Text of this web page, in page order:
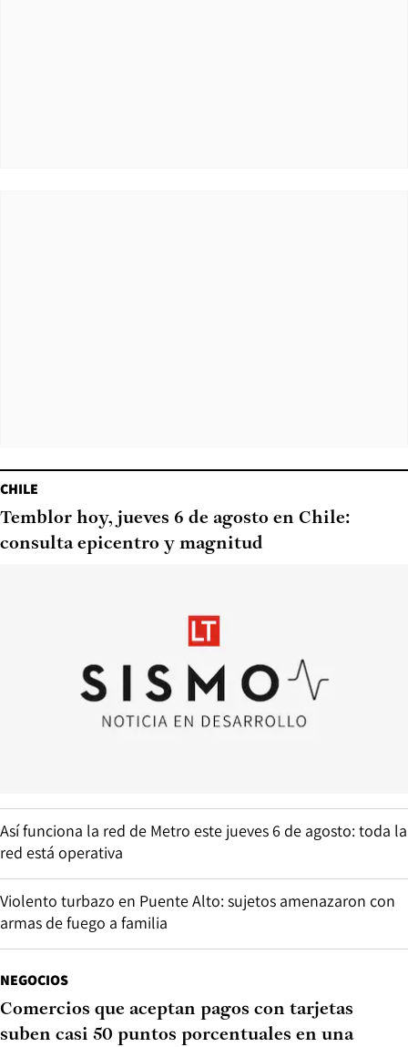
CHILE
Temblor hoy, jueves 6 de agosto en Chile:
consulta epicentro y magnitud
Así funciona la red de Metro este jueves 6 de agosto: toda la
red está operativa
Violento turbazo en Puente Alto: sujetos amenazaron con
armas de fuego a familia
NEGOCIOS
Comercios que aceptan pagos con tarjetas
suben casi 50 puntos porcentuales en una